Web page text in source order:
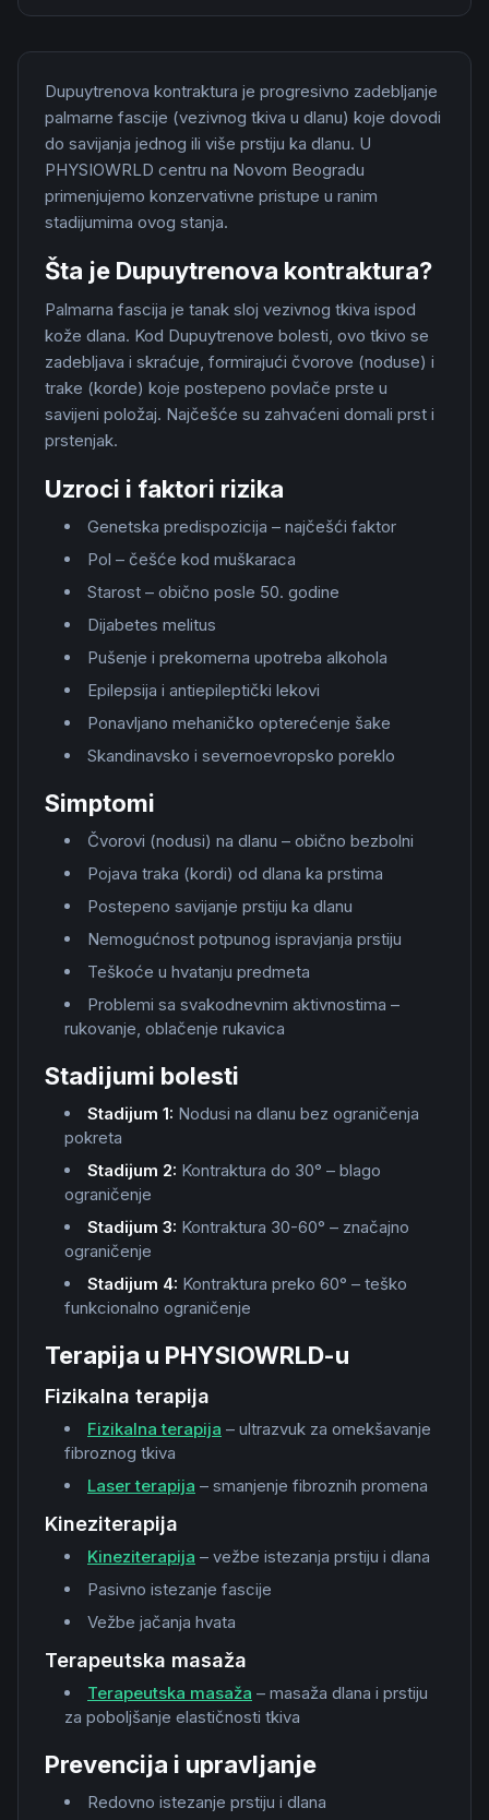
Dupuytrenova kontraktura je progresivno zadebljanje
palmarne fascije (vezivnog tkiva u dlanu) koje dovodi
do savijanja jednog ili više prstiju ka dlanu. U
PHYSIOWRLD centru na Novom Beogradu
primenjujemo konzervativne pristupe u ranim
stadijumima ovog stanja.
Šta je Dupuytrenova kontraktura?
Palmarna fascija je tanak sloj vezivnog tkiva ispod
kože dlana. Kod Dupuytrenove bolesti, ovo tkivo se
zadebljava i skraćuje, formirajući čvorove (noduse) i
trake (korde) koje postepeno povlače prste u
savijeni položaj. Najčešće su zahvaćeni domali prst i
prstenjak.
Uzroci i faktori rizika
Genetska predispozicija – najčešći faktor
Pol – češće kod muškaraca
Starost – obično posle 50. godine
Dijabetes melitus
Pušenje i prekomerna upotreba alkohola
Epilepsija i antiepileptički lekovi
Ponavljano mehaničko opterećenje šake
Skandinavsko i severnoevropsko poreklo
Simptomi
Čvorovi (nodusi) na dlanu – obično bezbolni
Pojava traka (kordi) od dlana ka prstima
Postepeno savijanje prstiju ka dlanu
Nemogućnost potpunog ispravjanja prstiju
Teškoće u hvatanju predmeta
Problemi sa svakodnevnim aktivnostima –
rukovanje, oblačenje rukavica
Stadijumi bolesti
Stadijum 1: Nodusi na dlanu bez ograničenja
pokreta
Stadijum 2: Kontraktura do 30° – blago
ograničenje
Stadijum 3: Kontraktura 30-60° – značajno
ograničenje
Stadijum 4: Kontraktura preko 60° – teško
funkcionalno ograničenje
Terapija u PHYSIOWRLD-u
Fizikalna terapija
Fizikalna terapija – ultrazvuk za omekšavanje
fibroznog tkiva
Laser terapija – smanjenje fibroznih promena
Kineziterapija
Kineziterapija – vežbe istezanja prstiju i dlana
Pasivno istezanje fascije
Vežbe jačanja hvata
Terapeutska masaža
Terapeutska masaža – masaža dlana i prstiju
za poboljšanje elastičnosti tkiva
Prevencija i upravljanje
Redovno istezanje prstiju i dlana